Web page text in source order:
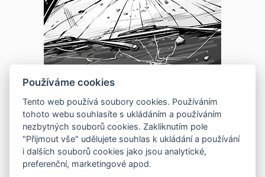
Používáme cookies
Tento web používá soubory cookies. Používáním
tohoto webu souhlasíte s ukládáním a používáním
nezbytných souborů cookies. Zakliknutím pole
"Přijmout vše" udělujete souhlas k ukládání a používání
i dalších souborů cookies jako jsou analytické,
preferenční, marketingové apod.